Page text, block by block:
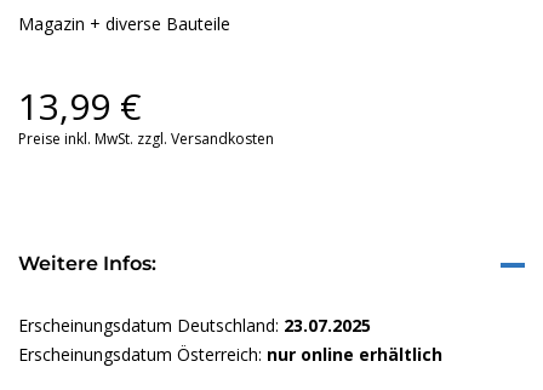
Magazin + diverse Bauteile
13,99 €
Preise inkl. MwSt. zzgl. Versandkosten
Weitere Infos:
Erscheinungsdatum Deutschland: 23.07.2025
Erscheinungsdatum Österreich: nur online erhältlich